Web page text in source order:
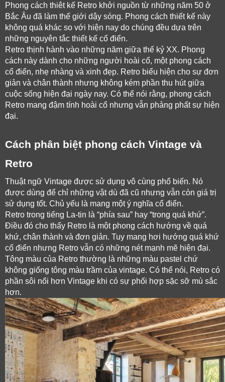
Phong cách thiêt kế Retro khởi nguồn từ những năm 50 ở
Bắc Âu đã làm thế giới dậy sóng. Phong cách thiết kế này
không quá khác so với hiện nay do chúng đều dựa trên
những nguyên tắc thiết kế cổ điển.
Retro thịnh hành vào những năm giữa thế kỷ XX. Phong
cách này dành cho những người hoài cổ, một phong cách
cổ điển, nhẹ nhàng và xinh đẹp. Retro biểu hiện cho sự đơn
giản và chân thành nhưng không kém phần thu hút giữa
cuộc sống hiện đại ngày nay. Có thể nói rằng, phong cách
Retro mang đậm tính hoài cổ nhưng vẫn phảng phất sự hiện
đại.
Cách phân biệt phong cách Vintage và
Retro
Thuật ngữ Vintage được sử dụng vô cùng phổ biến. Nó
được dùng để chỉ những vật dù đã cũ nhưng vẫn còn giá trị
sử dụng tốt. Chủ yếu là mang một ý nghĩa cổ điển.
Retro trong tiếng La-tin là “phía sau” hay “trong quá khứ”.
Điều đó cho thấy Retro là một phong cách hướng về quá
khứ, chân thành và đơn giản. Tuy mang hơi hướng quá khứ
cổ điển nhưng Retro vẫn có những nét mạnh mẽ hiện đại.
Tông màu của Retro thường là những màu pastel chứ
không giống tông màu trầm của vintage. Có thể nói, Retro có
phần sôi nổi hơn Vintage khi có sự phối hợp sặc sỡ mù sắc
hơn.